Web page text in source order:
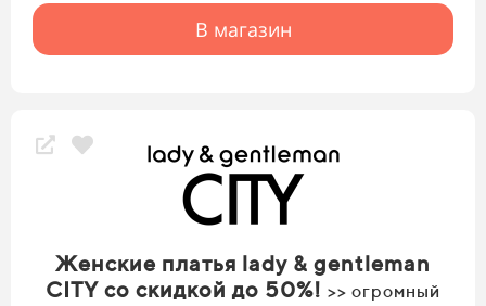
В магазин
Женские платья lady & gentleman
CITY со скидкой до 50%! >> огромный